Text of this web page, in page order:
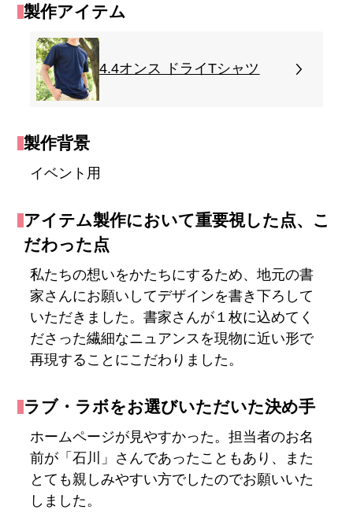
製作アイテム
4.4オンス ドライTシャツ
製作背景
イベント用
アイテム製作において重要視した点、こ
だわった点
私たちの想いをかたちにするため、地元の書
家さんにお願いしてデザインを書き下ろして
いただきました。書家さんが１枚に込めてく
ださった繊細なニュアンスを現物に近い形で
再現することにこだわりました。
ラブ・ラボをお選びいただいた決め手
ホームページが見やすかった。担当者のお名
前が「石川」さんであったこともあり、また
とても親しみやすい方でしたのでお願いいた
しました。